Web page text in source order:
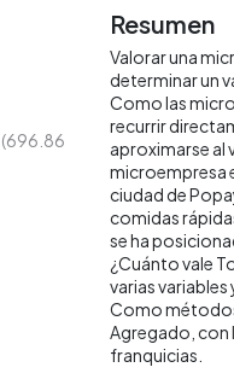
(696.86
Resumen
Valorar una
determinar un
Como las
recurrir
aproximarse al
microempresa
ciudad de
comidas
se ha
¿Cuánto vale
varias variables
Como
Agregado, con
franquicias.